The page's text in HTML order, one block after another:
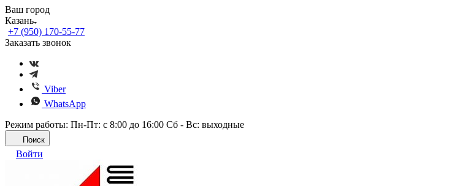
Ваш город
Казань
+7 (950) 170-55-77
Заказать звонок
Viber
WhatsApp
Режим работы: Пн-Пт: с 8:00 до 16:00 Сб - Вс: выходные
Поиск
Войти